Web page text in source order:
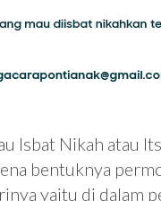
Isbat Nikah atau
bentuknya
yaitu di dalam